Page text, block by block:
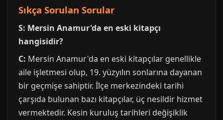
Sıkça Sorulan Sorular
S: Mersin Anamur'da en eski kitapçı
hangisidir?
C: Mersin Anamur'da en eski kitapçılar genellikle
aile işletmesi olup, 19. yüzyılın sonlarına dayanan
bir geçmişe sahiptir. İlçe merkezindeki tarihi
çarşıda bulunan bazı kitapçılar, üç nesildir hizmet
vermektedir. Kesin kuruluş tarihleri değişiklik